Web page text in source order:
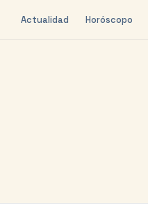
Actualidad Horóscopo